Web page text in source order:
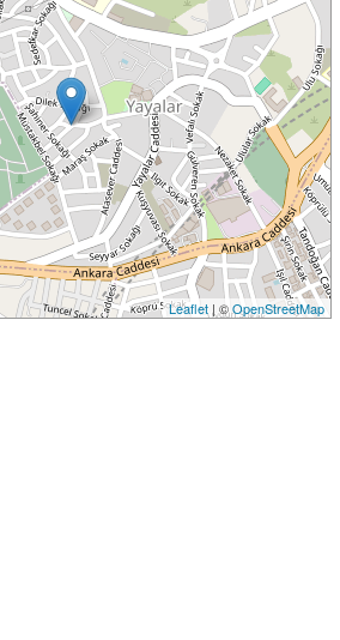
Leaflet| ©OpenStreetMap